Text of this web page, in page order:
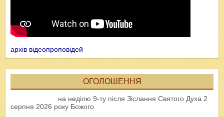
архів відеопроповідей
ОГОЛОШЕННЯ
на неділю 9-ту після Зіслання Святого Духа 2
серпня 2026 року Божого